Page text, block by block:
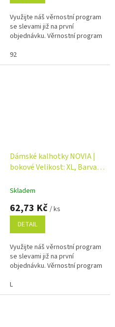
Využijte náš věrnostní program
se slevami již na první
objednávku. Věrnostní program
92
Dámské kalhotky NOVIA |
bokové Velikost: XL, Barva:
Skladem
62,73 Kč / ks
DETAIL
Využijte náš věrnostní program
se slevami již na první
objednávku. Věrnostní program
L